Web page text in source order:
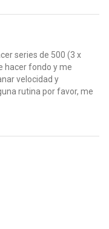
series de 500 (3 x
hacer fondo y me
velocidad y
rutina por favor, me